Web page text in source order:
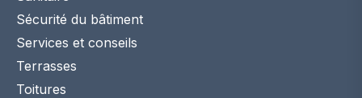
Sécurité du bâtiment
Services et conseils
Terrasses
Toitures